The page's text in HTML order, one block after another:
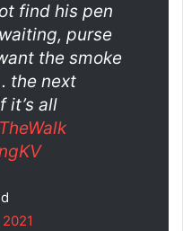
find his pen
purse
the smoke
the next
it’s all